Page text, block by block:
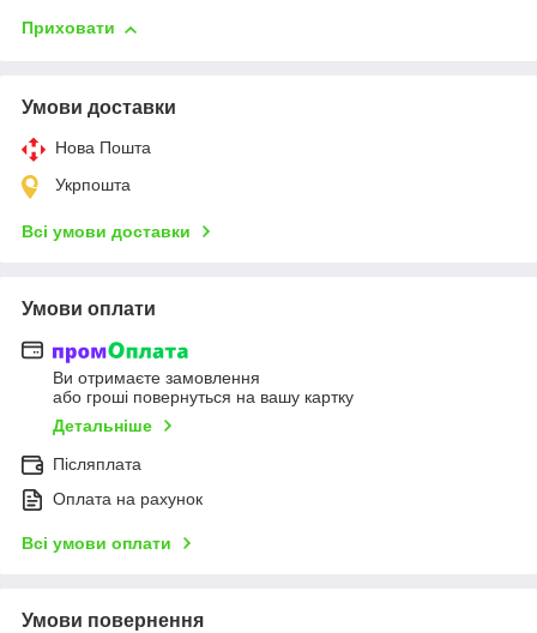
Приховати
Умови доставки
Нова Пошта
Укрпошта
Всі умови доставки
Умови оплати
Ви отримаєте замовлення
або гроші повернуться на вашу картку
Детальніше
Післяплата
Оплата на рахунок
Всі умови оплати
Умови повернення